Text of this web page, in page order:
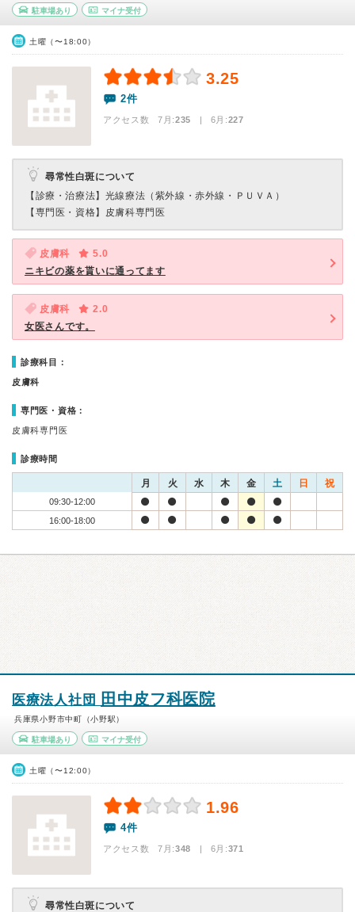
駐車場あり マイナ受付
土曜（〜18:00）
3.25
2件
アクセス数 7月:235 | 6月:227
尋常性白斑について
【診療・治療法】 光線療法（紫外線・赤外線・ＰＵＶＡ）
【専門医・資格】 皮膚科専門医
皮膚科
5.0
ニキビの薬を貰いに通ってます
皮膚科
2.0
女医さんです。
診療科目：
皮膚科
専門医・資格：
皮膚科専門医
診療時間
月 火 水 木 金 土 日 祝
09:30-12:00
16:00-18:00
医療法人社団 田中皮フ科医院
兵庫県小野市中町（小野駅）
駐車場あり マイナ受付
土曜（〜12:00）
1.96
4件
アクセス数 7月:348 | 6月:371
尋常性白斑について